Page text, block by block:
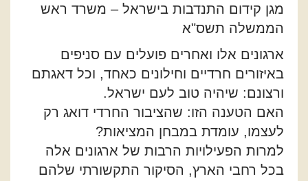
מגן קידום התנדבות בישראל – משרד ראש
הממשלה תשס"א
ארגונים אלו ואחרים פועלים עם סניפים
באיזורים חרדיים וחילונים כאחד, וכל דאגתם
ורצונם: שיהיה טוב לעם ישראל.
האם הטענה הזו: שהציבור החרדי דואג רק
לעצמו, עומדת במבחן המציאות?
למרות הפעילויות הרבות של ארגונים אלה
בכל רחבי הארץ, הסיקור התקשורתי שלהם